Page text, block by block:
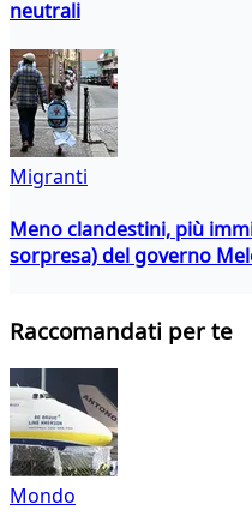
neutrali
Migranti
Meno clandestini, più
sorpresa) del governo
Raccomandati per te
Mondo